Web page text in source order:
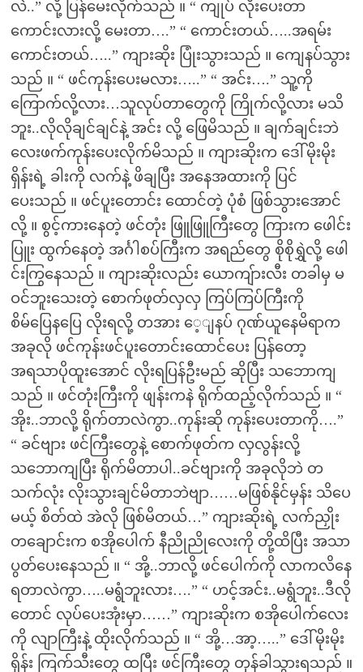
လဲ..” လို့ ပြန်မေးလိုက်သည် ။ “ ကျုပ် လိုးပေးတာ
ကောင်းလားလို့ မေးတာ….” “ ကောင်းတယ်…..အရမ်း
ကောင်းတယ်…..” ကျားဆိုး ပြုံးသွားသည် ။ ကျေနပ်သွား
သည် ။ “ ဖင်ကုန်းပေးမလား…..” “ အင်း….” သူ့ကို
ကြောက်လို့လား…သူလုပ်တာတွေကို ကြိုက်လို့လား မသိ
ဘူး..လိုလိုချင်ချင်နဲ့ အင်း လို့ ဖြေမိသည် ။ ချက်ချင်းဘဲ
လေးဖက်ကုန်းပေးလိုက်မိသည် ။ ကျားဆိုးက ဒေါ်မိုးမိုး
ရှိန်းရဲ့ ခါးကို လက်နဲ့ ဖိချပြီး အနေအထားကို ပြင်
ပေးသည် ။ ဖင်ပူးတောင်း ထောင်တဲ့ ပုံစံ ဖြစ်သွားအောင်
လို့ ။ စွင့်ကားနေတဲ့ ဖင်တုံး ဖြူဖြူကြီးတွေ ကြားက ဖေါင်း
ပြူး ထွက်နေတဲ့ အင်္ဂါစပ်ကြီးက အရည်တွေ စိုစိုရွှဲလို့ ဖေါ
င်းကြွနေသည် ။ ကျားဆိုးလည်း ယောကျ်ားလီး တခါမှ မ
ဝင်ဘူးသေးတဲ့ စောက်ဖုတ်လှလှ ကြပ်ကြပ်ကြီးကို
စိမ်ပြေနပြေ လိုးရလို့ တအား ေ့ျနပ် ဂုဏ်ယူနေမိရာက
အခုလို ဖင်ကုန်းဖင်ပူးတောင်းထောင်ပေး ပြန်တော့
အရသာပိုထူးအောင် လိုးရပြန်ဦးမည် ဆိုပြီး သဘောကျ
သည် ။ ဖင်တုံးကြီးကို ဖျန်းကနဲ ရိုက်ထည့်လိုက်သည် ။ “
အိုး..ဘာလို့ ရိုက်တာလဲကွာ..ကုန်းဆို ကုန်းပေးတာကို….”
“ ခင်ဗျား ဖင်ကြီးတွေနဲ့ စောက်ဖုတ်က လှလွန်းလို့
သဘောကျပြီး ရိုက်မိတာပါ..ခင်ဗျားကို အခုလိုဘဲ တ
သက်လုံး လိုးသွားချင်မိတာဘဲဗျာ……မဖြစ်နိုင်မှန်း သိပေ
မယ့် စိတ်ထဲ အဲလို ဖြစ်မိတယ်…” ကျားဆိုးရဲ့ လက်ညှိုး
တချောင်းက စအိုပေါက် နီညိုညိုလေးကို တို့ထိပြီး အသာ
ပွတ်ပေးနေသည် ။ “ အို့..ဘာလို့ ဖင်ပေါက်ကို လာကလိနေ
ရတာလဲကွာ…..မရွံဘူးလား….” “ ဟင့်အင်း..မရွံဘူး..ဒီလို
တောင် လုပ်ပေးအုံးမှာ……” ကျားဆိုးက စအိုပေါက်လေး
ကို လျာကြီးနဲ့ ထိုးလိုက်သည် ။ “ အို့…အာ့…..” ဒေါ်မိုးမိုး
ရှိန်း ကြက်သီးတွေ ထပြီး ဖင်ကြီးတွေ တုန်ခါသွားရသည် ။